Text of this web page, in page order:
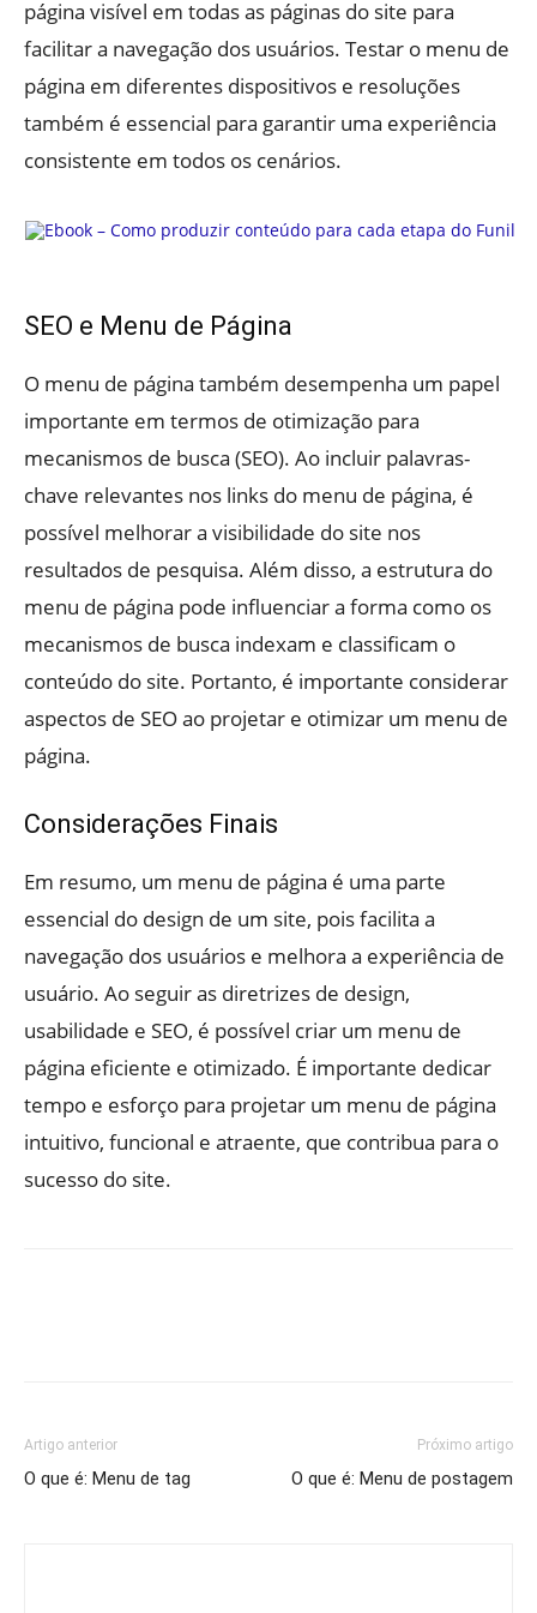
página visível em todas as páginas do site para
facilitar a navegação dos usuários. Testar o menu de
página em diferentes dispositivos e resoluções
também é essencial para garantir uma experiência
consistente em todos os cenários.
SEO e Menu de Página
O menu de página também desempenha um papel
importante em termos de otimização para
mecanismos de busca (SEO). Ao incluir palavras-
chave relevantes nos links do menu de página, é
possível melhorar a visibilidade do site nos
resultados de pesquisa. Além disso, a estrutura do
menu de página pode influenciar a forma como os
mecanismos de busca indexam e classificam o
conteúdo do site. Portanto, é importante considerar
aspectos de SEO ao projetar e otimizar um menu de
página.
Considerações Finais
Em resumo, um menu de página é uma parte
essencial do design de um site, pois facilita a
navegação dos usuários e melhora a experiência de
usuário. Ao seguir as diretrizes de design,
usabilidade e SEO, é possível criar um menu de
página eficiente e otimizado. É importante dedicar
tempo e esforço para projetar um menu de página
intuitivo, funcional e atraente, que contribua para o
sucesso do site.
Artigo anterior
O que é: Menu de tag
Próximo artigo
O que é: Menu de postagem